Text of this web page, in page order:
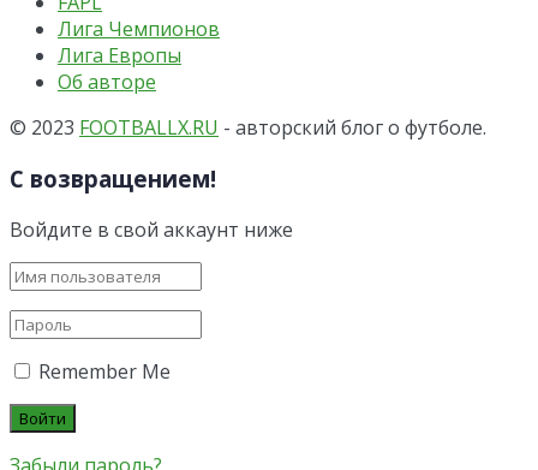
Лига Чемпионов
Лига Европы
Об авторе
© 2023 FOOTBALLX.RU - авторский блог о футболе.
С возвращением!
Войдите в свой аккаунт ниже
Remember Me